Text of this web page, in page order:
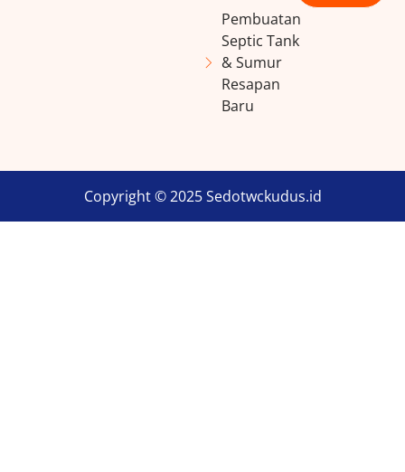
Pembuatan
Septic Tank
& Sumur
Resapan
Baru
Copyright © 2025 Sedotwckudus.id